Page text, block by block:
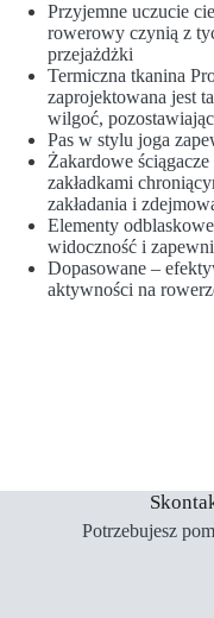
Przyjemne uczucie
rowerowy czynią z
przejażdżki
Termiczna tkanina
zaprojektowana jest
wilgoć,
Pas w stylu joga
Żakardowe
zakładkami
zakładania i
Elementy
widoczność i
Dopasowane –
aktywności na
Potrzebujesz